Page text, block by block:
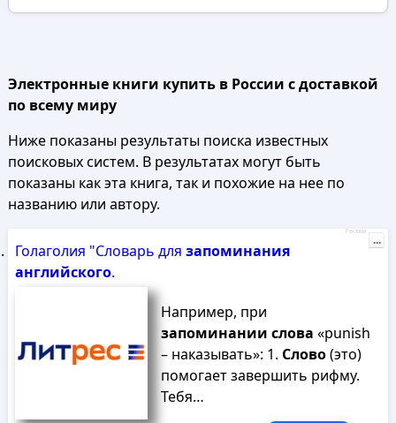
Электронные книги купить в России с доставкой
по всему миру
Ниже показаны результаты поиска известных
поисковых систем. В результатах могут быть
показаны как эта книга, так и похожие на нее по
названию или автору.
Голаголия "Словарь для запоминания
английского.
Например, при
запоминании слова «punish
– наказывать»: 1. Слово(это)
помогает завершить рифму.
Тебя…
Реклама
...